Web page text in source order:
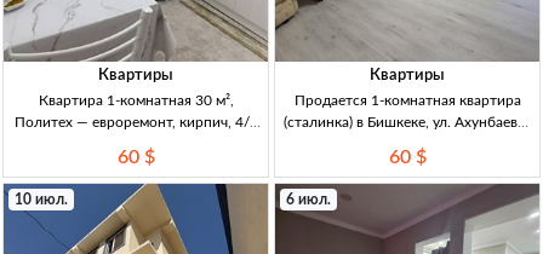
Квартиры
Квартира 1-комнатная 30 м²,
Политех — евроремонт, кирпич, 4/4
евроремонт, техпаспорт, ц/отопл,
близко к центру, срочная продажа
60 $
Квартиры
Продается 1-комнатная квартира
(сталинка) в Бишкеке, ул. Ахунбаева/
сталинка, кирпич, 30 м², этаж 3/3,
ремонт, Бишкек (Ахунбаева/Шота
Руставели), 1963 г.п.
60 $
10 июл. 6 июл.